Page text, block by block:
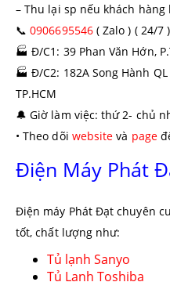
– Thu lại sp nếu khách
📞 0906695546( Zalo ) ( 24/7 )
🏭 Đ/C1: 39 Phan Văn Hớn,
🏭 Đ/C2: 182A Song Hành
TP.HCM
🔔 Giờ làm việc: thứ 2- chủ
• Theo dõi website và page
Điện Máy Phát
Điện máy Phát Đạt chuyên
tốt, chất lượng như:
Tủ lạnh Sanyo
Tủ Lạnh Toshiba